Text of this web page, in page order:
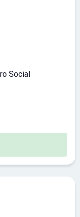
Social